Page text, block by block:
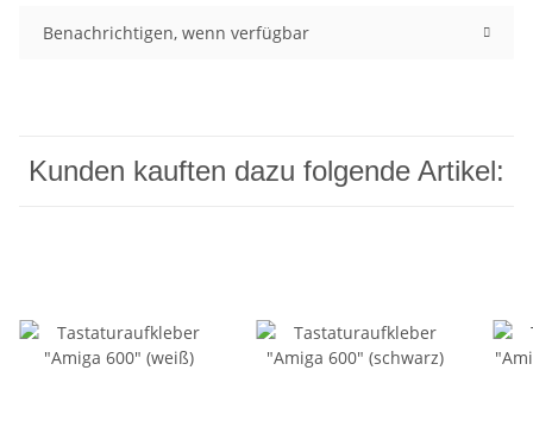
Benachrichtigen, wenn verfügbar
Kunden kauften dazu folgende Artikel: